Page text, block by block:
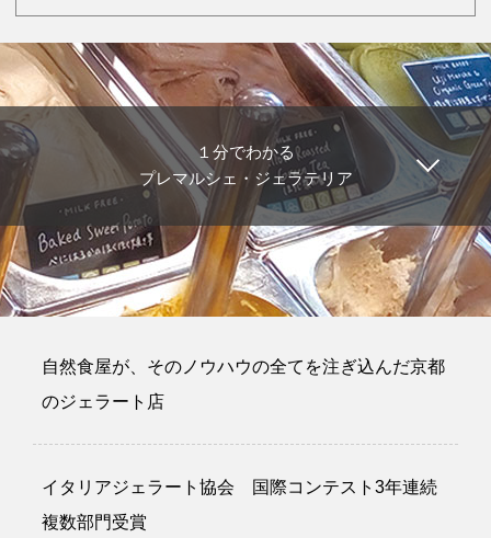
１分でわかる
プレマルシェ・ジェラテリア
自然食屋が、そのノウハウの全てを注ぎ込んだ京都
のジェラート店
イタリアジェラート協会 国際コンテスト3年連続
複数部門受賞